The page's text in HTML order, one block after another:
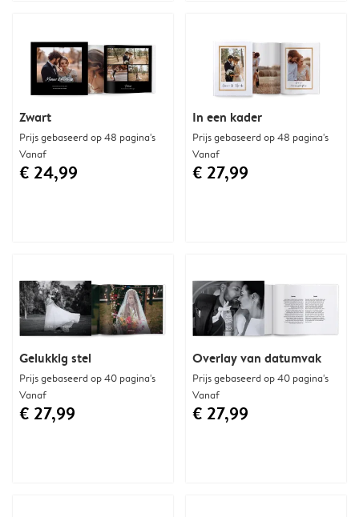
Gelukkig stel
Prijs gebaseerd op 40 pagina's
Vanaf
€ 27,99
Zwart
Prijs gebaseerd op 48 pagina's
Vanaf
€ 24,99
In een kader
Prijs gebaseerd op 48 pagina's
Vanaf
€ 27,99
Overlay van datumvak
Prijs gebaseerd op 40 pagina's
Vanaf
€ 27,99